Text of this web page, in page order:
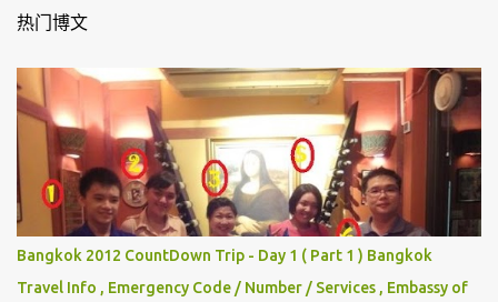
热门博文
Bangkok 2012 CountDown Trip - Day 1 ( Part 1 ) Bangkok
Travel Info , Emergency Code / Number / Services , Embassy of